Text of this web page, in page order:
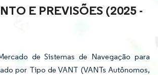
E PREVISÕES (2025 -
de Sistemas de Navegação para
por Tipo de VANT (VANTs Autônomos,